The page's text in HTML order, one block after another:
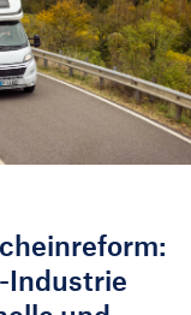
Industrie